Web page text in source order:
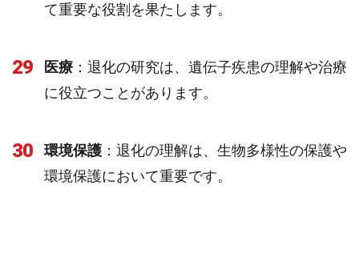
て重要な役割を果たします。
29 医療 ：退化の研究は、遺伝子疾患の理解や治療
に役立つことがあります。
30 環境保護 ：退化の理解は、生物多様性の保護や
環境保護において重要です。